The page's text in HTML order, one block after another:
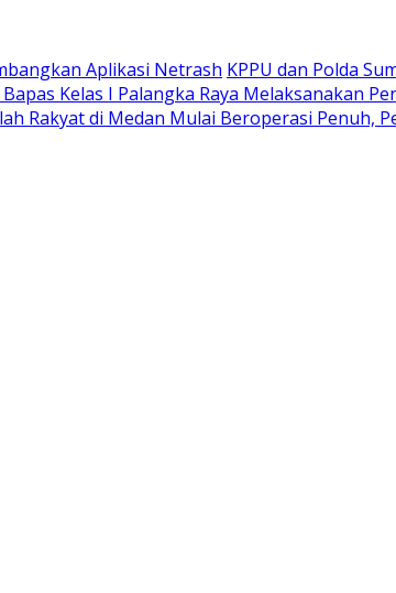
Aplikasi Netrash KPPU dan Polda
Kelas I Palangka Raya Melaksanakan
Rakyat di Medan Mulai Beroperasi Penuh,